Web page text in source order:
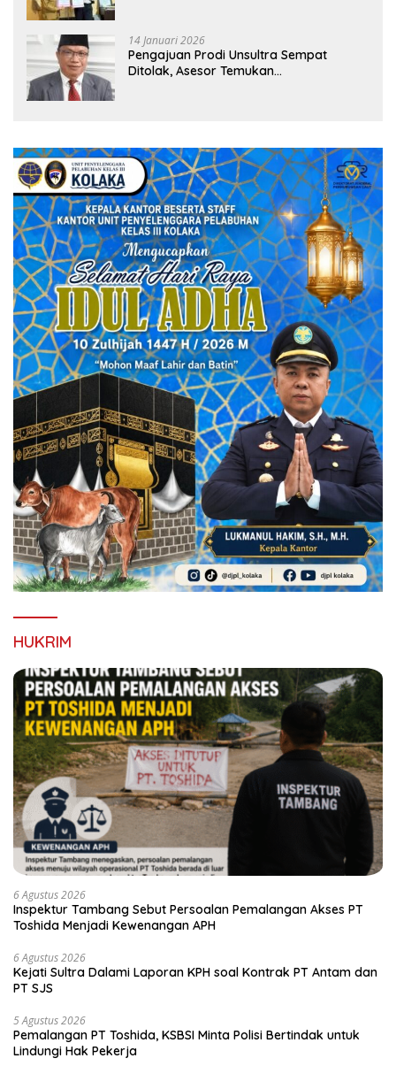
14 Januari 2026
Pengajuan Prodi Unsultra Sempat
Ditolak, Asesor Temukan
HUKRIM
6 Agustus 2026
Inspektur Tambang Sebut Persoalan Pemalangan Akses PT
Toshida Menjadi Kewenangan APH
6 Agustus 2026
Kejati Sultra Dalami Laporan KPH soal Kontrak PT Antam dan
PT SJS
5 Agustus 2026
Pemalangan PT Toshida, KSBSI Minta Polisi Bertindak untuk
Lindungi Hak Pekerja